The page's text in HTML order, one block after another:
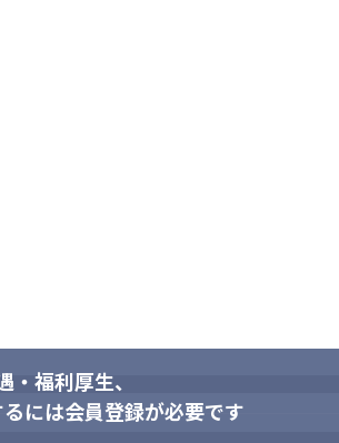
福利厚生、
には会員登録が必要です